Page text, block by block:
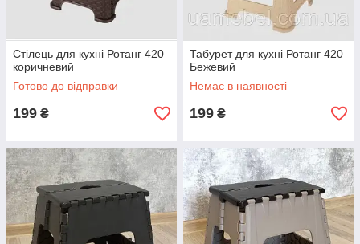
Стілець для кухні Ротанг 420
коричневий
Готово до відправки
199 ₴
Табурет для кухні Ротанг 420
Бежевий
Немає в наявності
199 ₴